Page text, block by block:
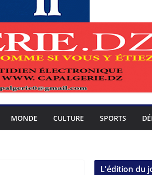
MONDE CULTURE SPORTS
L’édition du